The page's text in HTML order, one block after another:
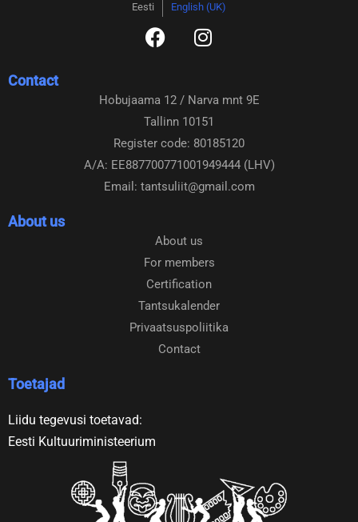
Eesti English (UK)
F
a
b
o
o
k
I
n
a
g
r
a
m
Contact
Hobujaama 12 / Narva mnt 9E
Tallinn 10151
Register code: 80185120
A/A: EE887700771001949444 (LHV)
Email: tantsuliit@gmail.com
About us
About us
For members
Certification
Tantsukalender
Privaatsuspoliitika
Contact
Toetajad
Liidu tegevusi toetavad:
Eesti Kultuuriministeerium